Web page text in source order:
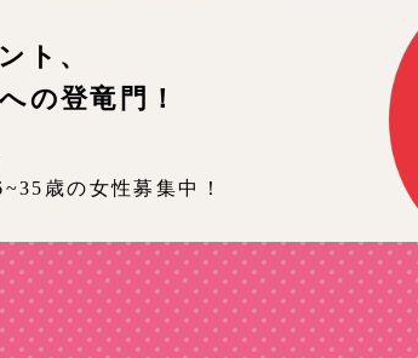
ト、
の登竜門！
歳の女性募集中！